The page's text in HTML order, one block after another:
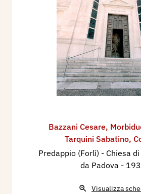
Bazzani Cesare,
Tarquini Sabatino,
Predappio (Forlì) - Chiesa
da Padova -
Visualizza